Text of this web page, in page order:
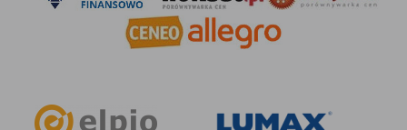
w wersji miniaturowej świetnie sprawdzi się
automatycznych, rolet zewnętrznych czy różnego rodzaju
czujników (temperatury, nawilżenia powietrza, smogu).